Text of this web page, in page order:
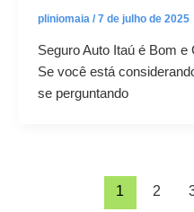
pliniomaia / 7 de julho de 2025
Seguro Auto Itaú é Bom e
Se você está
se perguntando
1 2